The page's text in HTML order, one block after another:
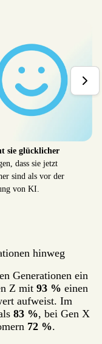
sie glücklicher
dass sie jetzt
sind als vor der
von KI.
hinweg
Generationen ein
Z mit 93 % einen
aufweist. Im
83 %, bei Gen X
72 %.